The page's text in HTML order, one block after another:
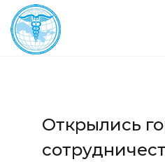
Открылись